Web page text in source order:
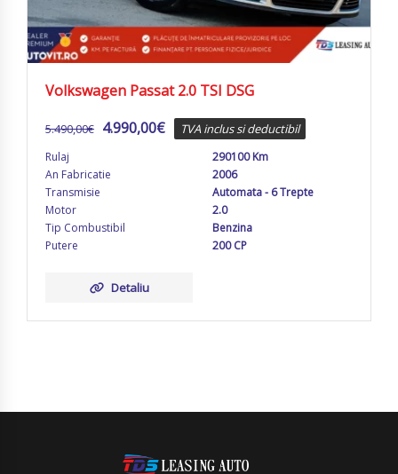
Volkswagen Passat 2.0 TSI DSG
5.490,00€ 4.990,00€ TVA inclus si deductibil
Rulaj
290100 Km
An Fabricatie
2006
Transmisie
Automata - 6 Trepte
Motor
2.0
Tip Combustibil
Benzina
Putere
200 CP
Detaliu